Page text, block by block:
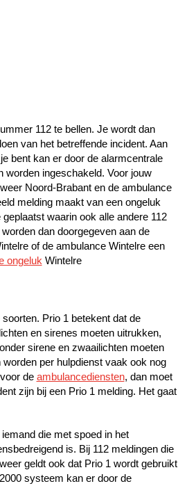
112 te bellen. Je wordt dan
van het betreffende incident. Aan
bent kan er door de alarmcentrale
worden ingeschakeld. Voor jouw
Noord-Brabant en de ambulance
melding maakt van een ongeluk
waarin ook alle andere 112
dan doorgegeven aan de
of de ambulance Wintelre een
ongeluk Wintelre
Prio 1 betekent dat de
en sirenes moeten uitrukken,
sirene en zwaailichten moeten
per hulpdienst vaak ook nog
de ambulancediensten, dan moet
zijn bij een Prio 1 melding. Het gaat
die met spoed in het
is. Bij 112 meldingen die
geldt ook dat Prio 1 wordt gebruikt
systeem kan er door de